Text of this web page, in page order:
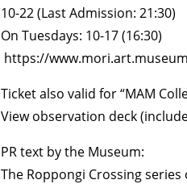
10-22 (Last Admission: 21:30)
On Tuesdays: 10-17 (16:30)
https://
Ticket also valid for “MAM
View observation deck
PR text by the Museum:
The Roppongi Crossing